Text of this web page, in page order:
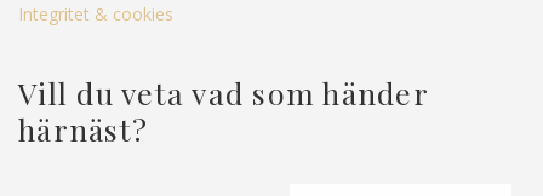
Integritet & cookies
Vill du veta vad som händer
härnäst?